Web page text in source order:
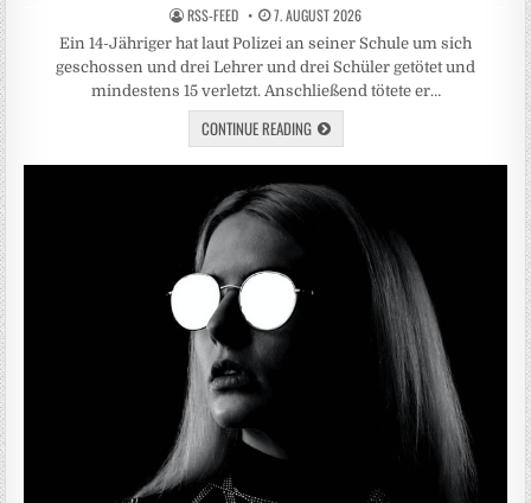
RSS-FEED 7. AUGUST 2026
Ein 14-Jähriger hat laut Polizei an seiner Schule um sich
geschossen und drei Lehrer und drei Schüler getötet und
mindestens 15 verletzt. Anschließend tötete er…
CONTINUE READING